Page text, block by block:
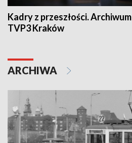
Kadry z przeszłości. Archiwum
TVP3 Kraków
ARCHIWA